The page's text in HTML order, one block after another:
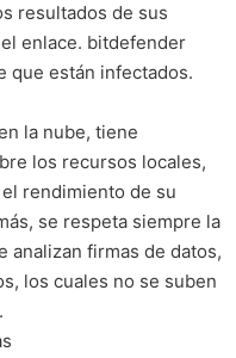
resultados de sus
enlace. bitdefender
que están infectados.
la nube, tiene
los recursos locales,
rendimiento de su
se respeta siempre la
analizan firmas de datos,
los cuales no se suben